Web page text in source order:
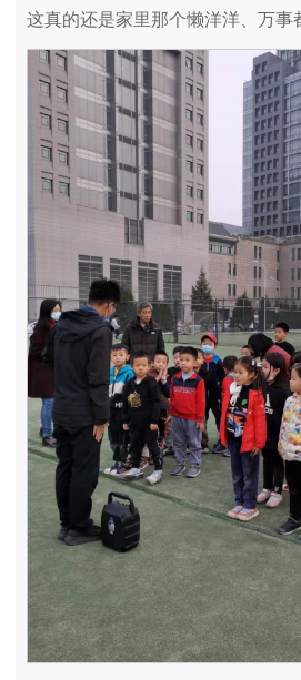
这真的还是家里那个懒洋洋、万事